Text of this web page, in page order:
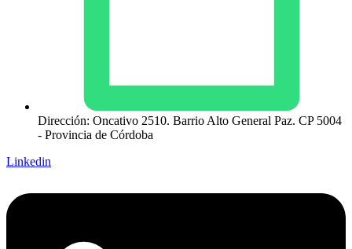
Dirección: Oncativo 2510. Barrio Alto General Paz. CP 5004
- Provincia de Córdoba
Linkedin